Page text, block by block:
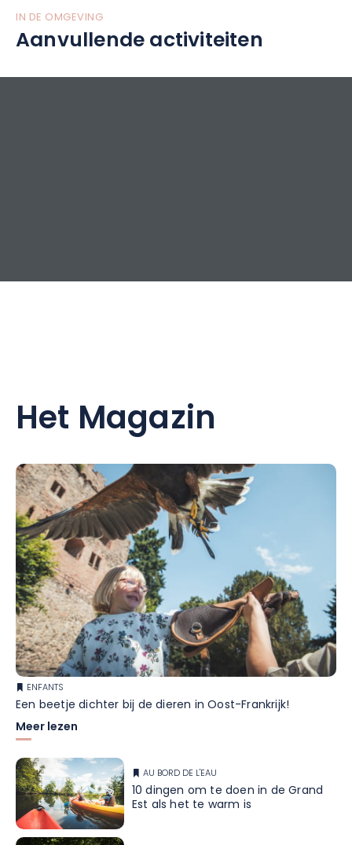
IN DE OMGEVING
Aanvullende activiteiten
Het Magazin
ENFANTS
Een beetje dichter bij de dieren in Oost-Frankrijk!
Meer lezen
AU BORD DE L'EAU
10 dingen om te doen in de Grand
Est als het te warm is